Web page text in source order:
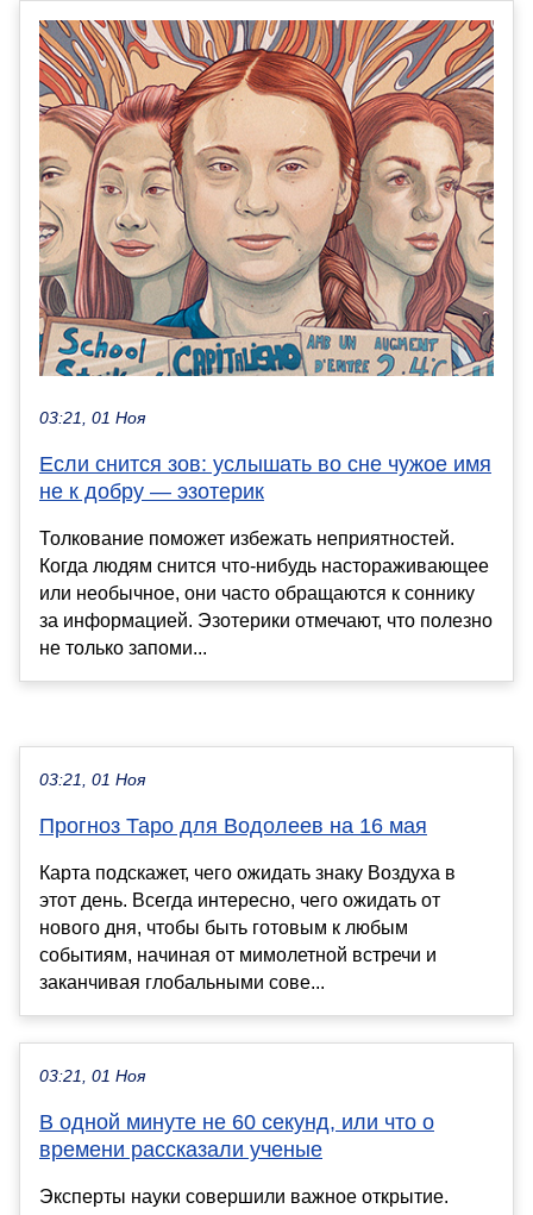
03:21, 01 Ноя
Если снится зов: услышать во сне чужое имя
не к добру — эзотерик
Толкование поможет избежать неприятностей.
Когда людям снится что-нибудь настораживающее
или необычное, они часто обращаются к соннику
за информацией. Эзотерики отмечают, что полезно
не только запоми...
03:21, 01 Ноя
Прогноз Таро для Водолеев на 16 мая
Карта подскажет, чего ожидать знаку Воздуха в
этот день. Всегда интересно, чего ожидать от
нового дня, чтобы быть готовым к любым
событиям, начиная от мимолетной встречи и
заканчивая глобальными сове...
03:21, 01 Ноя
В одной минуте не 60 секунд, или что о
времени рассказали ученые
Эксперты науки совершили важное открытие.